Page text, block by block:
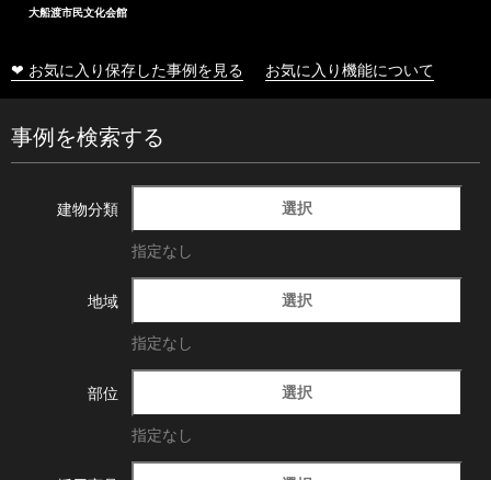
大船渡市民文化会館
❤ お気に入り保存した事例を見る お気に入り機能について
事例を検索する
建物分類 選択
指定なし
地域 選択
指定なし
部位 選択
指定なし